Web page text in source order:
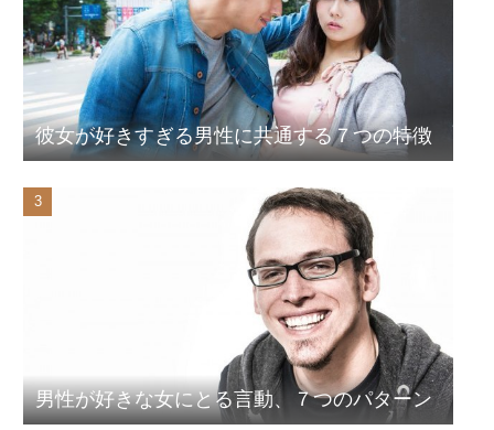
彼女が好きすぎる男性に共通する７つの特徴
男性が好きな女にとる言動、７つのパターン